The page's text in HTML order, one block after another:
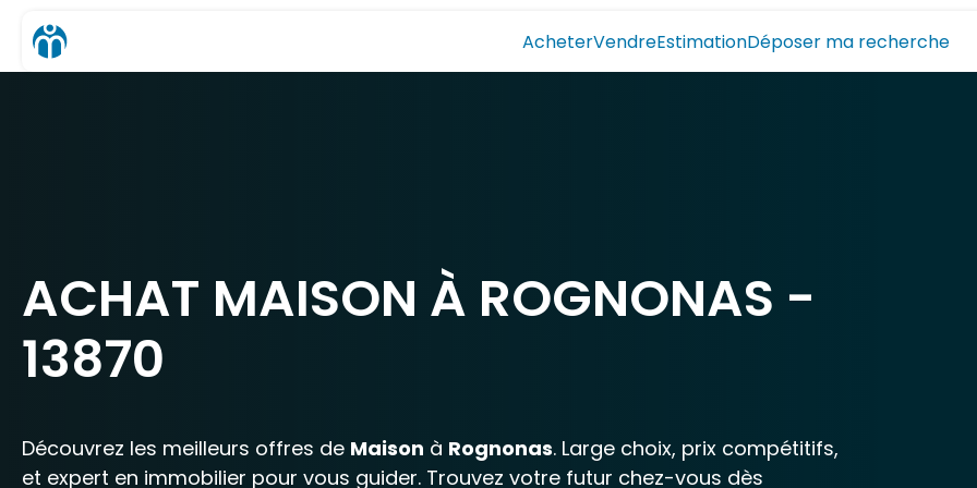
AcheterVendreEstimationDéposer ma recherche
ACHAT MAISON À ROGNONAS -
13870
Découvrez les meilleurs offres de Maison à Rognonas. Large choix, prix compétitifs,
et expert en immobilier pour vous guider. Trouvez votre futur chez-vous dès